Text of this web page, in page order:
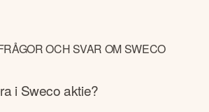
OCH SVAR OM SWECO
i Swecoaktie?